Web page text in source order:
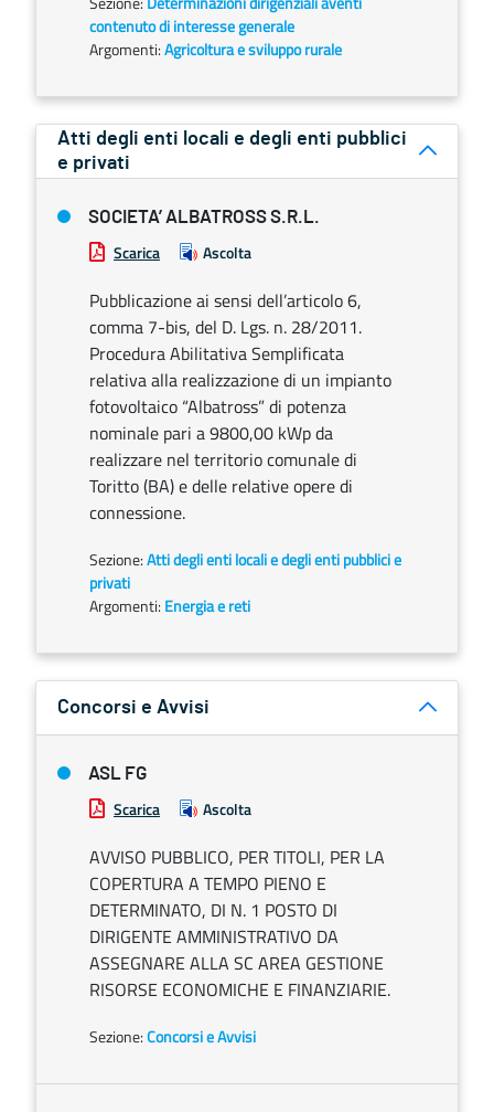
contenuto di interesse generale
Argomenti:Agricoltura e sviluppo rurale
Atti degli enti locali e degli enti pubblici
e privati
SOCIETA’ ALBATROSS S.R.L.
Scarica Ascolta
Pubblicazione ai sensi dell’articolo 6,
comma 7-bis, del D. Lgs. n. 28/2011.
Procedura Abilitativa Semplificata
relativa alla realizzazione di un impianto
fotovoltaico “Albatross” di potenza
nominale pari a 9800,00 kWp da
realizzare nel territorio comunale di
Toritto (BA) e delle relative opere di
connessione.
Sezione:Atti degli enti locali e degli enti pubblici e
privati
Argomenti: Energia e reti
Concorsi e Avvisi
ASL FG
Scarica Ascolta
AVVISO PUBBLICO, PER TITOLI, PER LA
COPERTURA A TEMPO PIENO E
DETERMINATO, DI N. 1 POSTO DI
DIRIGENTE AMMINISTRATIVO DA
ASSEGNARE ALLA SC AREA GESTIONE
RISORSE ECONOMICHE E FINANZIARIE.
Sezione:Concorsi e Avvisi